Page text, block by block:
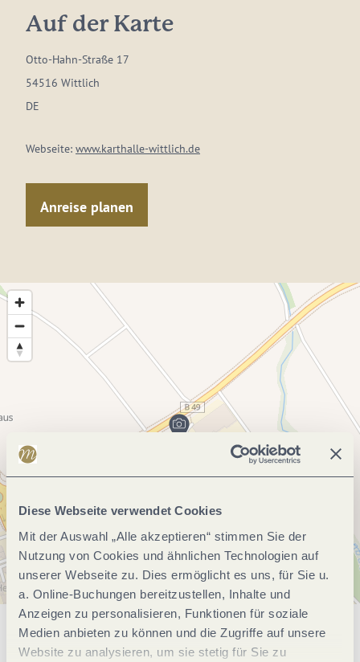
Diese Webseite verwendet Cookies
Mit der Auswahl „Alle akzeptieren“ stimmen Sie der
Nutzung von Cookies und ähnlichen Technologien auf
unserer Webseite zu. Dies ermöglicht es uns, für Sie u.
a. Online-Buchungen bereitzustellen, Inhalte und
Anzeigen zu personalisieren, Funktionen für soziale
Medien anbieten zu können und die Zugriffe auf unsere
Website zu analysieren, um sie stetig für Sie zu
Auf der Karte
Otto-Hahn-Straße 17
54516 Wittlich
DE
Webseite: www.karthalle-wittlich.de
Anreise planen
Allgemeine Informationen